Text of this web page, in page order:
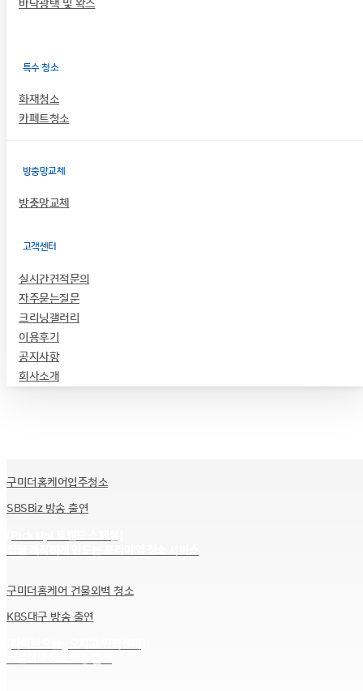
바닥광택 및 왁스
특수 청소
화재청소
카페트청소
방충망교체
방충망교체
고객센터
실시간견적문의
자주묻는질문
크리닝갤러리
이용후기
공지사항
회사소개
구미더홈케어입주청소
SBSBiz 방송 출연
구미더홈케어 건물외벽 청소
KBS대구 방송 출연